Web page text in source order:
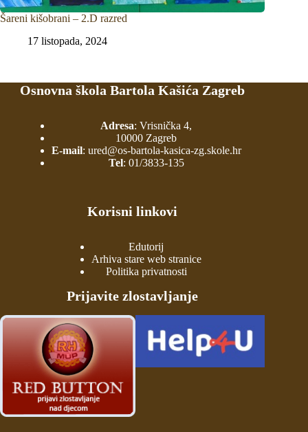
Šareni kišobrani – 2.D razred
17 listopada, 2024
Osnovna škola Bartola Kašića Zagreb
Adresa: Vrisnička 4,
10000 Zagreb
E-mail: ured@os-bartola-kasica-zg.skole.hr
Tel: 01/3833-135
Korisni linkovi
Edutorij
Arhiva stare web stranice
Politika privatnosti
Prijavite zlostavljanje